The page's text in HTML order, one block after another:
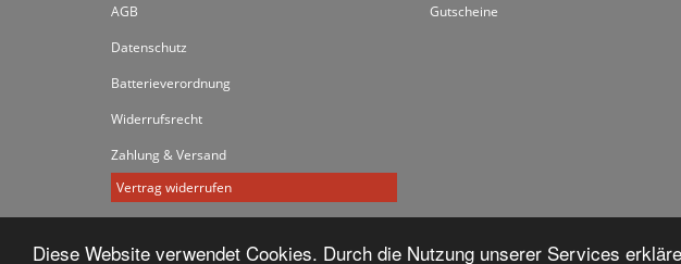
Diese Website verwendet Cookies. Durch die Nutzung unserer Services
AGB
Datenschutz
Batterieverordnung
Widerrufsrecht
Zahlung & Versand
Vertrag widerrufen
Gutscheine